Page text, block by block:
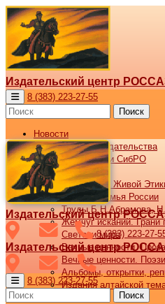
Издательский центр
8 (383) 223-27-55
Поиск
Новости
Новости издательства
Все новости СибРО
Наши книги
Библиотека Живой
Великая семья России
Труды Б.Н.Абрамова,
Жемчуг исканий. Грани
Светочи мира
Вечные ценности. Проза
Вечные ценности.
Альбомы, открытки,
Издания алтайской
Издательский центр
8 (383) 223-27-
Издательский центр
8 (383) 223-27-55
Поиск